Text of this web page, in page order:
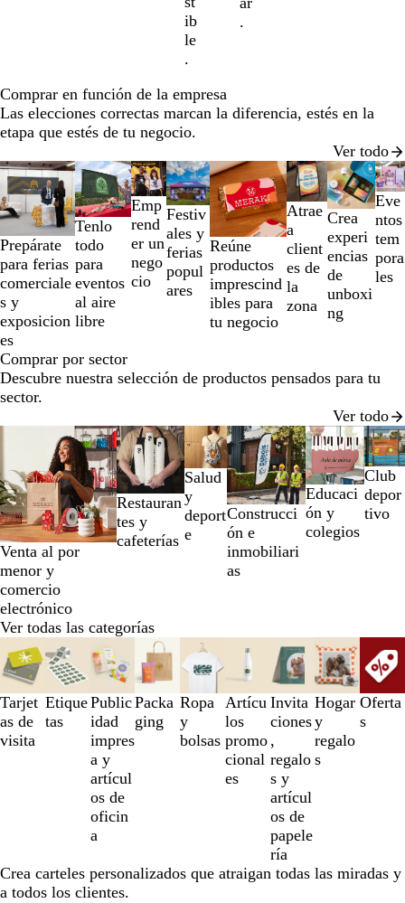
ib
le
.
.
Comprar en función de la empresa
Las elecciones correctas marcan la diferencia, estés en la
etapa que estés de tu negocio.
Ver todo
Prepárate
para ferias
comerciale
s y
exposicion
es
Tenlo
todo
para
eventos
al aire
libre
Emp
rend
er un
nego
cio
Festiv
ales y
ferias
popul
ares
Reúne
productos
imprescind
ibles para
tu negocio
Atrae
a
client
es de
la
zona
Crea
experi
encias
de
unboxi
ng
Eve
ntos
tem
pora
les
Diapositivas
de
la
1
a
la
2
de
un
total
de
8
Comprar por sector
Descubre nuestra selección de productos pensados para tu
sector.
Ver todo
Venta al por
menor y
comercio
electrónico
Restauran
tes y
cafeterías
Salud
y
deport
e
Construcci
ón e
inmobiliari
as
Educaci
ón y
colegios
Club
depor
tivo
Diapositivas
la
1
a
la
2
de
un
total
de
6
Ver todas las categorías
Tarjet
as de
visita
Etique
tas
Public
idad
impres
a y
artícul
os de
oficin
a
Packa
ging
Ropa
y
bolsas
Artícu
los
promo
cional
es
Invita
ciones
,
regalo
s y
artícul
os de
papele
ría
Hogar
y
regalo
s
Oferta
s
Diapositivas
de
la
1
a
la
Crea carteles personalizados que atraigan todas las miradas y
a todos los clientes.